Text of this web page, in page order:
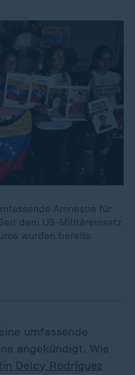
Amnestie für
dem US-Militäreinsatz
wurden bereits
umfassende
angekündigt. Wie
Delcy Rodríguez